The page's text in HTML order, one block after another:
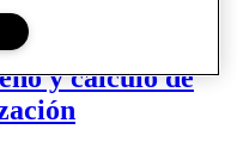
y cálculo de